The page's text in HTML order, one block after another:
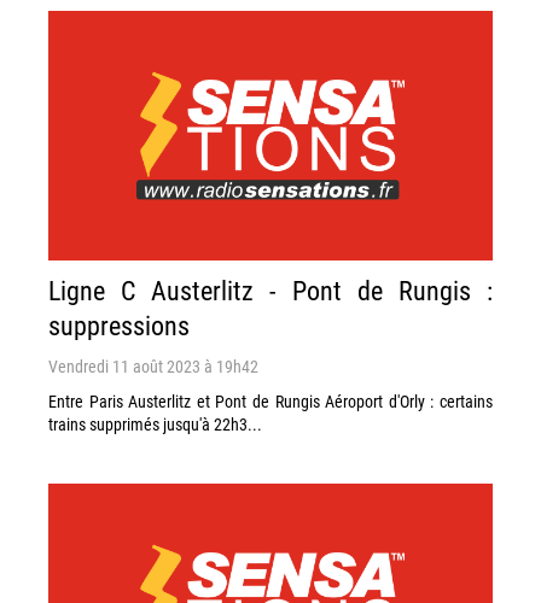
Ligne C Austerlitz - Pont de Rungis :
suppressions
Vendredi 11 août 2023 à 19h42
Entre Paris Austerlitz et Pont de Rungis Aéroport d'Orly : certains
trains supprimés jusqu'à 22h3...